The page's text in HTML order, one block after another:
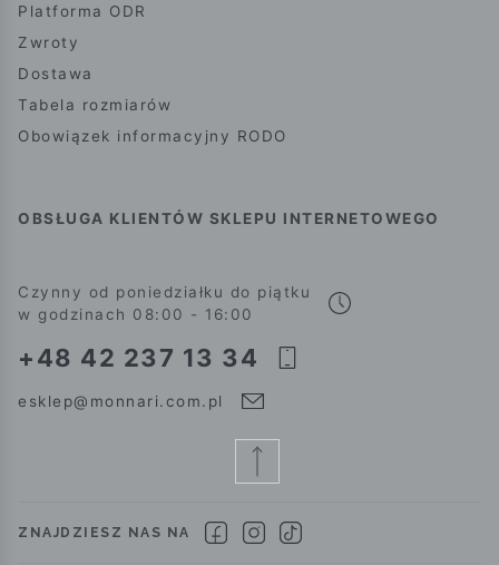
Platforma ODR
Zwroty
Dostawa
Tabela rozmiarów
Obowiązek informacyjny RODO
OBSŁUGA KLIENTÓW SKLEPU INTERNETOWEGO
Czynny od poniedziałku do piątku
w godzinach 08:00 - 16:00
+48 42 237 13 34
esklep@monnari.com.pl
ZNAJDZIESZ NAS NA